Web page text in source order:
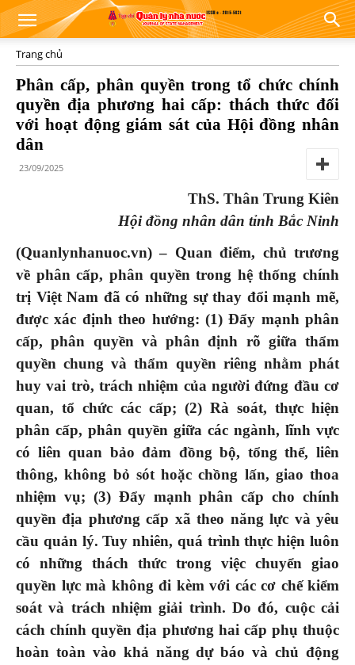
Trang chủ
Phân cấp, phân quyền trong tổ chức chính
quyền địa phương hai cấp: thách thức đối
với hoạt động giám sát của Hội đồng nhân
dân
23/09/2025
ThS. Thân Trung Kiên
Hội đồng nhân dân tỉnh Bắc Ninh
(Quanlynhanuoc.vn) – Quan điểm, chủ trương
về phân cấp, phân quyền trong hệ thống chính
trị Việt Nam đã có những sự thay đổi mạnh mẽ,
được xác định theo hướng: (1) Đẩy mạnh phân
cấp, phân quyền và phân định rõ giữa thẩm
quyền chung và thẩm quyền riêng nhằm phát
huy vai trò, trách nhiệm của người đứng đầu cơ
quan, tổ chức các cấp; (2) Rà soát, thực hiện
phân cấp, phân quyền giữa các ngành, lĩnh vực
có liên quan bảo đảm đồng bộ, tổng thể, liên
thông, không bỏ sót hoặc chồng lấn, giao thoa
nhiệm vụ; (3) Đẩy mạnh phân cấp cho chính
quyền địa phương cấp xã theo năng lực và yêu
cầu quản lý.Tuy nhiên, quá trình thực hiện luôn
có những thách thức trong việc chuyển giao
quyền lực mà không đi kèm với các cơ chế kiểm
soát và trách nhiệm giải trình. Do đó, cuộc cải
cáchchính quyền địa phương hai cấp phụ thuộc
hoàn toàn vào khả năng dự báo và chủ động